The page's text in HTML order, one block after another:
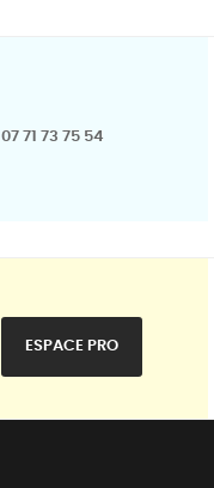
07 71 73 75 54
ESPACE PRO